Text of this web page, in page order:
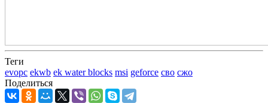
Теги
evopc ekwb ek water blocks msi geforce сво сжо
Поделиться